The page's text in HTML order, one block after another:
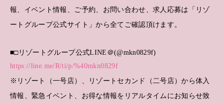
報、イベント情報、ご予約、お問い合わせ、求人応募は「リゾ
ートグループ公式サイト」から全てご確認頂けます。
■□リゾートグループ公式LINE＠(@mkn0829f)
https://line.me/R/ti/p/%40mkn0829f
※リゾート（一号店）、リゾートセカンド（二号店）から体入
情報、緊急イベント、お得な情報をリアルタイムにお知らせ致